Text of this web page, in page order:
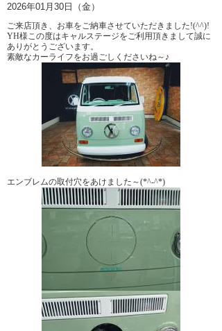
2026年01月30日（金）
ご来店頂き、お車をご納車させていただきました!(^^)!
YH様この度はキャルステージをご利用頂きまして誠に
ありがとうございます。
素敵なカーライフをお過ごしくださいね～♪
エンブレムの取付穴をあけました～(*^-^*)